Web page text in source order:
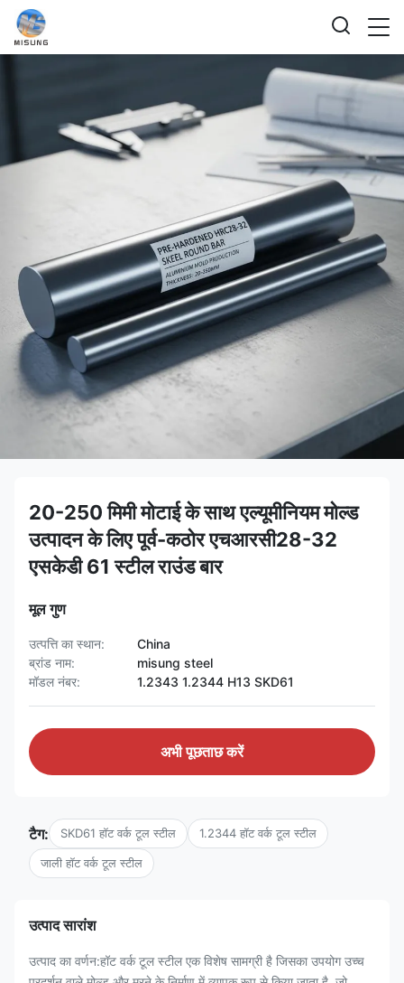
20-250 मिमी मोटाई के साथ एल्यूमीनियम मोल्ड
उत्पादन के लिए पूर्व-कठोर एचआरसी28-32
एसकेडी 61 स्टील राउंड बार
मूल गुण
उत्पत्ति का स्थान:
China
ब्रांड नाम:
misung steel
मॉडल नंबर:
1.2343 1.2344 H13 SKD61
अभी पूछताछ करें
टैग: SKD61 हॉट वर्क टूल स्टील 1.2344 हॉट वर्क टूल स्टील
जाली हॉट वर्क टूल स्टील
उत्पाद सारांश
उत्पाद का वर्णन:हॉट वर्क टूल स्टील एक विशेष सामग्री है जिसका उपयोग उच्च